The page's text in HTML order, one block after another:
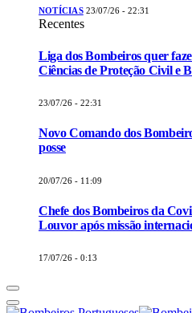
NOTÍCIAS 23/07/26 - 22:31
Recentes
Liga dos Bombeiros quer
Ciências de Proteção Civil e
23/07/26 - 22:31
Novo Comando dos
posse
20/07/26 - 11:09
Chefe dos Bombeiros da
Louvor após missão
17/07/26 - 0:13